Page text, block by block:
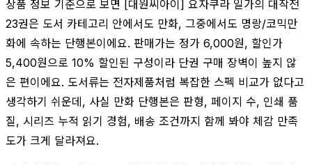
상품 정보 기준으로 보면 [대원씨아이] 요자쿠라 일가의 대작전
23권은 도서 카테고리 안에서도 만화, 그중에서도 명랑/코믹만
화에 속하는 단행본이에요. 판매가는 정가 6,000원, 할인가
5,400원으로 10% 할인된 구성이라 단권 구매 장벽이 높지 않
은 편이에요. 도서류는 전자제품처럼 복잡한 스펙 비교가 없다고
생각하기 쉬운데, 사실 만화 단행본은 판형, 페이지 수, 인쇄 품
질, 시리즈 누적 읽기 경험, 배송 조건까지 함께 봐야 체감 만족
도가 크게 달라져요.